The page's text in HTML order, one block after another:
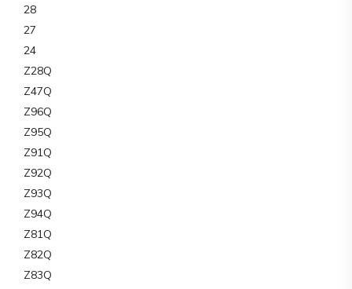
28
27
24
Z28Q
Z47Q
Z96Q
Z95Q
Z91Q
Z92Q
Z93Q
Z94Q
Z81Q
Z82Q
Z83Q